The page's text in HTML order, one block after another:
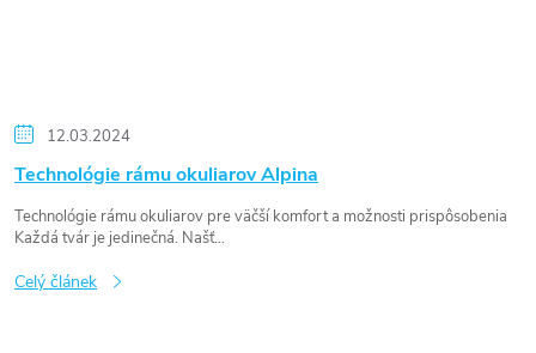
12.03.2024
Technológie rámu okuliarov Alpina
Technológie rámu okuliarov pre väčší komfort a možnosti prispôsobenia
Každá tvár je jedinečná. Našť...
Celý článek